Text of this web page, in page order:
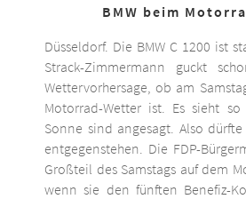
BMW beim
Düsseldorf. Die BMW C 1200 ist
Strack-Zimmermann guckt
Wettervorhersage, ob am
Motorrad-Wetter ist. Es sieht
Sonne sind angesagt. Also
entgegenstehen. Die FDP-
Großteil des Samstags auf dem
wenn sie den fünften Benefiz-